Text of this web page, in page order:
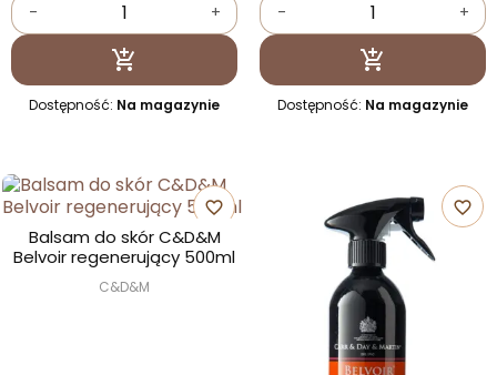
- +
 Dodaj do koszyka
Dostępność: Na magazynie
- +
 Dodaj do
Dostępność: Na magazynie
favorite_border
Balsam do skór C&D&M
Belvoir regenerujący 500ml
C&D&M
favorite_border